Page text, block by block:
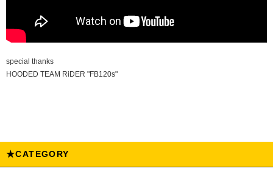
special thanks
HOODED TEAM RiDER "FB120s"
★CATEGORY